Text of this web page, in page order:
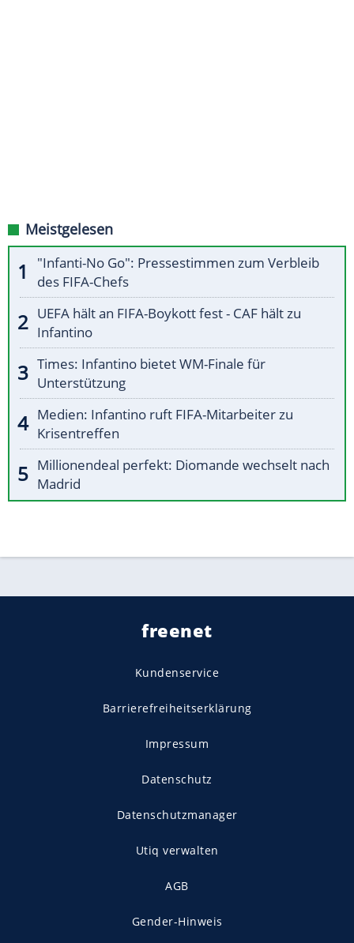
Meistgelesen
"Infanti-No Go": Pressestimmen zum Verbleib
des FIFA-Chefs
UEFA hält an FIFA-Boykott fest - CAF hält zu
Infantino
Times: Infantino bietet WM-Finale für
Unterstützung
Medien: Infantino ruft FIFA-Mitarbeiter zu
Krisentreffen
Millionendeal perfekt: Diomande wechselt nach
Madrid
freenet
Kundenservice
Barrierefreiheitserklärung
Impressum
Datenschutz
Datenschutzmanager
Utiq verwalten
AGB
Gender-Hinweis